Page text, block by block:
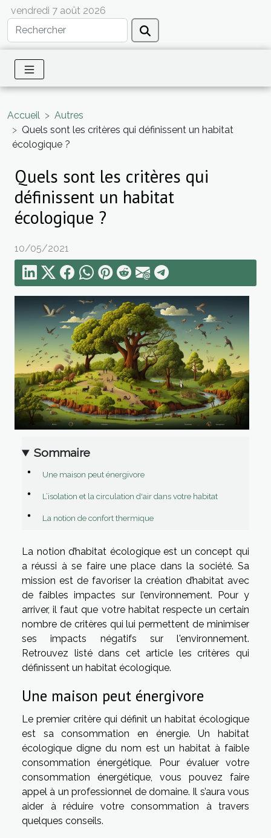
vendredi 7 août 2026
Accueil
Autres
Quels sont les critères qui définissent un habitat
écologique ?
Quels sont les critères qui
définissent un habitat
écologique ?
10/05/2021
Sommaire
Une maison peut énergivore
L’isolation et la circulation d'air dans votre habitat
La notion de confort thermique
La notion d’habitat écologique est un concept qui
a réussi à se faire une place dans la société. Sa
mission est de favoriser la création d’habitat avec
de faibles impactes sur l’environnement. Pour y
arriver, il faut que votre habitat respecte un certain
nombre de critères qui lui permettent de minimiser
ses impacts négatifs sur l'environnement.
Retrouvez listé dans cet article les critères qui
définissent un habitat écologique.
Une maison peut énergivore
Le premier critère qui définit un habitat écologique
est sa consommation en énergie. Un habitat
écologique digne du nom est un habitat à faible
consommation énergétique. Pour évaluer votre
consommation énergétique, vous pouvez faire
appel à un professionnel de domaine. Il s’aura vous
aider à réduire votre consommation à travers
quelques conseils.